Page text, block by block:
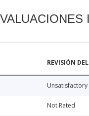
REVISIÓN
Unsatisfactory
Not Rated